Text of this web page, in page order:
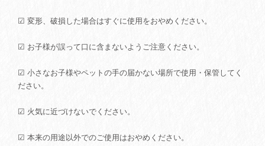
☑ 変形、破損した場合はすぐに使用をおやめください。
☑ お子様が誤って口に含まないようご注意ください。
☑ 小さなお子様やペットの手の届かない場所で使用・保管してく
ださい。
☑ 火気に近づけないでください。
☑ 本来の用途以外でのご使用はおやめください。